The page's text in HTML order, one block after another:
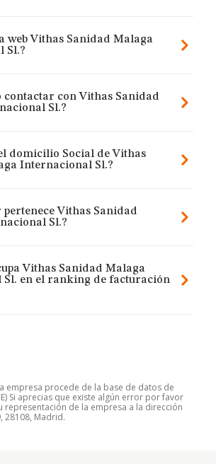
web Vithas Sanidad Malaga
Sl.?
contactar con Vithas Sanidad
Sl.?
domicilio Social de Vithas
Internacional Sl.?
pertenece Vithas Sanidad
Sl.?
Vithas Sanidad Malaga
en el ranking de facturación
empresa procede de la base de datos de
Si aprecias que existe algún error por favor
representación de la empresa a la dirección
28108, Madrid.